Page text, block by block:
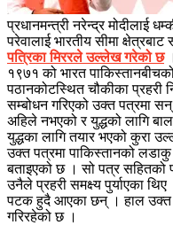
प्रधानमन्त्री नरेन्द्र मोदीलाई
परेवालाई भारतीय सीमा
पत्रिका मिररले उल्लेख गरेको छ
१९७१ को भारत
पठानकोटस्थित चौकीका प्रहरी
सम्बोधन गरिएको उक्त पत्रमा
अहिले नभएको र युद्धको लागि
युद्धका लागि तयार भएको कुरा
उक्त पत्रमा पाकिस्तानको
बताइएको छ । सो पत्र सहितको
उनैले प्रहरी समक्ष्य पुर्याएका
पटक हुदै आएका छन् । हाल उक्त
गरिरहेको छ ।